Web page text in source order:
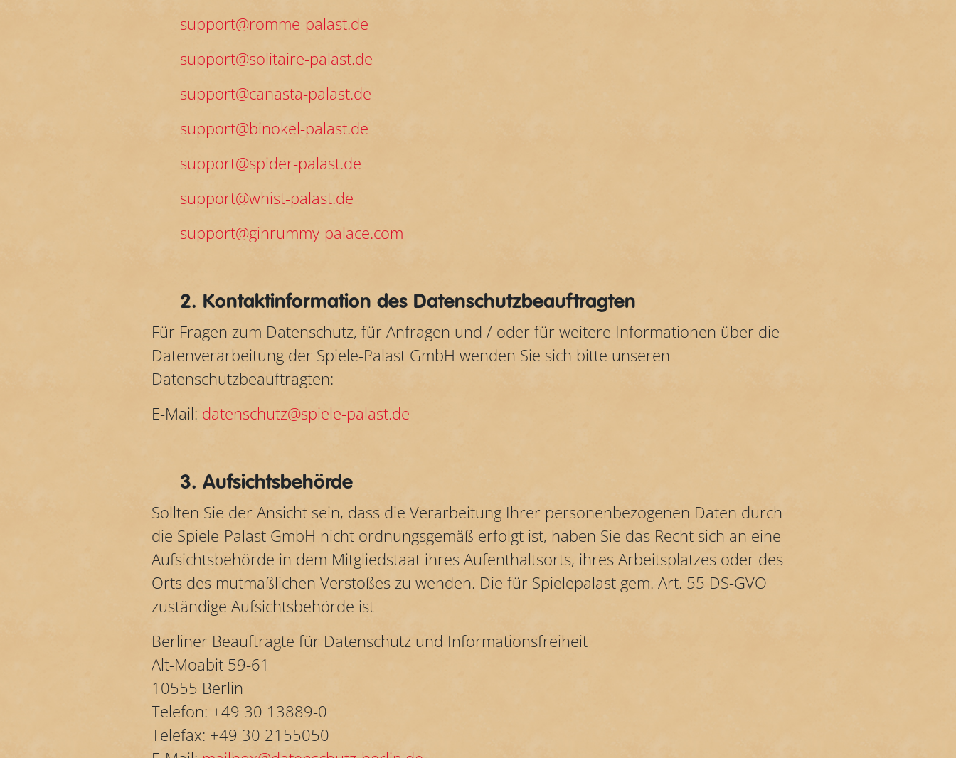
support@romme-palast.de
support@solitaire-palast.de
support@canasta-palast.de
support@binokel-palast.de
support@spider-palast.de
support@whist-palast.de
support@ginrummy-palace.com
2. Kontaktinformation des Datenschutzbeauftragten
Für Fragen zum Datenschutz, für Anfragen und / oder für weitere Informationen über die
Datenverarbeitung der Spiele-Palast GmbH wenden Sie sich bitte unseren
Datenschutzbeauftragten:
E-Mail: datenschutz@spiele-palast.de
3. Aufsichtsbehörde
Sollten Sie der Ansicht sein, dass die Verarbeitung Ihrer personenbezogenen Daten durch
die Spiele-Palast GmbH nicht ordnungsgemäß erfolgt ist, haben Sie das Recht sich an eine
Aufsichtsbehörde in dem Mitgliedstaat ihres Aufenthaltsorts, ihres Arbeitsplatzes oder des
Orts des mutmaßlichen Verstoßes zu wenden. Die für Spielepalast gem. Art. 55 DS-GVO
zuständige Aufsichtsbehörde ist
Berliner Beauftragte für Datenschutz und Informationsfreiheit
Alt-Moabit 59-61
10555 Berlin
Telefon: +49 30 13889-0
Telefax: +49 30 2155050